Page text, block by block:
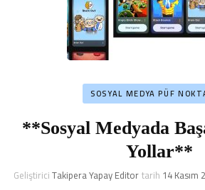
SOSYAL MEDYA PÜF
**Sosyal Medyada
Yollar**
GeliştiriciTakipera Yapay Editortarih 14 Kasım